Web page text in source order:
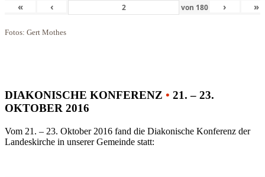
« ‹ von 180 › »
Fotos: Gert Mothes
DIAKONISCHE KONFERENZ • 21. – 23.
OKTOBER 2016
Vom 21. – 23. Oktober 2016 fand die Diakonische Konferenz der
Landeskirche in unserer Gemeinde statt: